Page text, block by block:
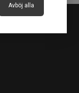
Avböj alla